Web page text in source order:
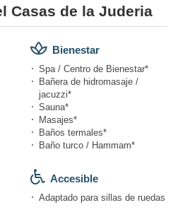
Casas de la Juderia
Bienestar
Spa / Centro de Bienestar*
Bañera de hidromasaje /
jacuzzi*
Sauna*
Masajes*
Baños termales*
Baño turco / Hammam*
Accesible
Adaptado para sillas de ruedas